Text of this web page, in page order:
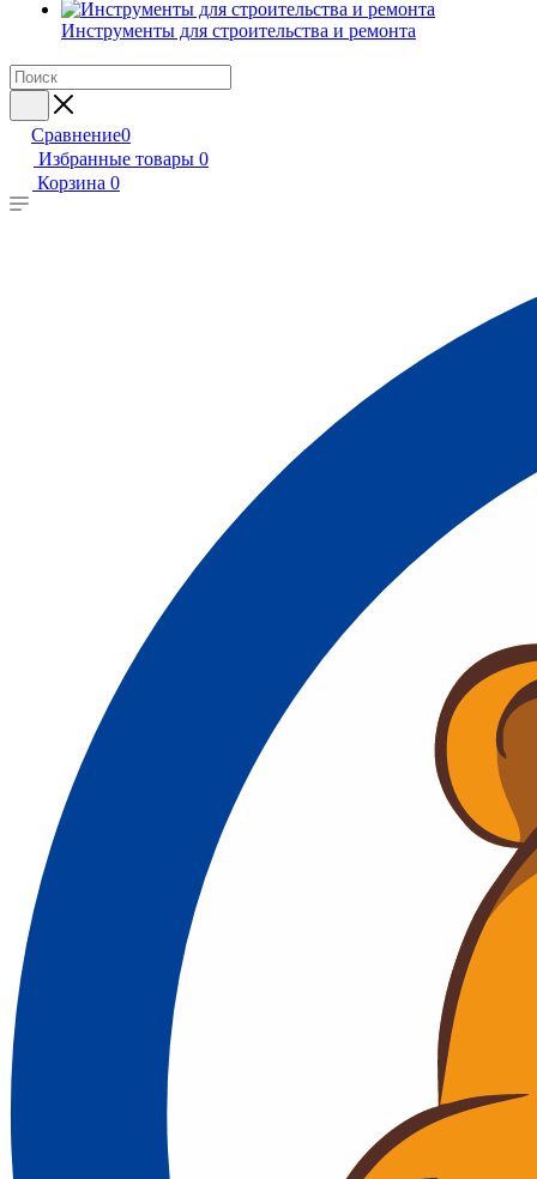
Инструменты для строительства и ремонта
Сравнение0
Избранные товары 0
Корзина 0